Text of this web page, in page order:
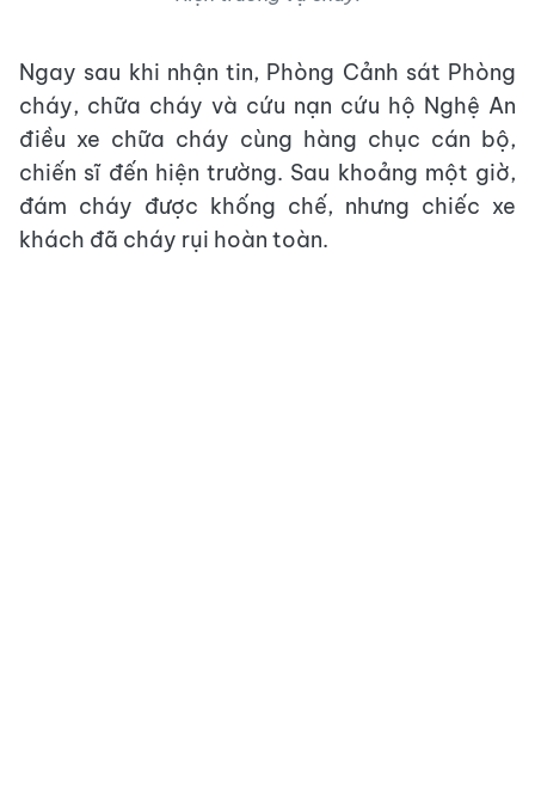
Ngay sau khi nhận tin, Phòng Cảnh sát Phòng
cháy, chữa cháy và cứu nạn cứu hộ Nghệ An
điều xe chữa cháy cùng hàng chục cán bộ,
chiến sĩ đến hiện trường. Sau khoảng một giờ,
đám cháy được khống chế, nhưng chiếc xe
khách đã cháy rụi hoàn toàn.